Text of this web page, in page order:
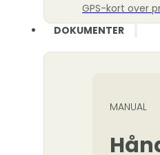
GPS-kort over
DOKUMENTER
MANUAL